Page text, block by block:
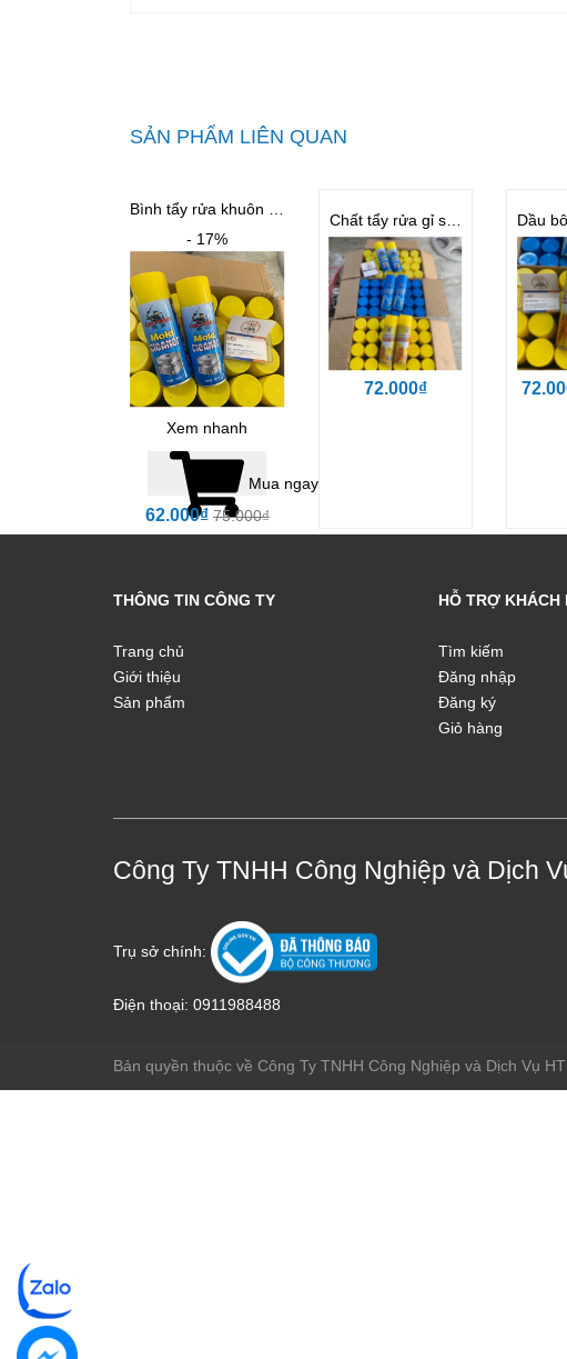
SẢN PHẨM LIÊN QUAN
- 17%
Xem nhanh
Mua ngay
62.000₫75.000₫
Chất tẩy rửa gỉ sét cho khuôn BST
72.000₫
THÔNG TIN CÔNG TY
Trang chủ
Giới thiệu
Sản phẩm
HỖ TRỢ KHÁCH
Tìm kiếm
Đăng nhập
Đăng ký
Giỏ hàng
Công Ty TNHH Công Nghiệp và Dịch
Trụ sở chính:
Điện thoại: 0911988488
Bản quyền thuộc về Công Ty TNHH Công Nghiệp và Dịch Vụ